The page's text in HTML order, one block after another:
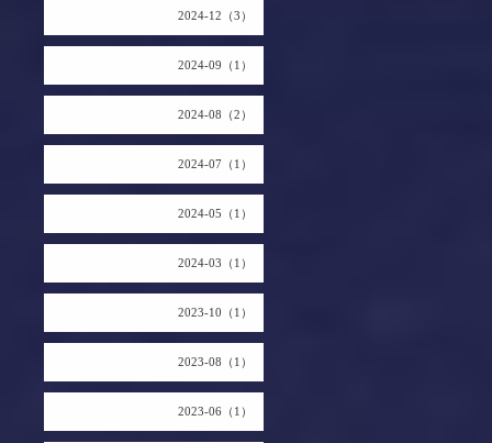
2024-12（3）
2024-09（1）
2024-08（2）
2024-07（1）
2024-05（1）
2024-03（1）
2023-10（1）
2023-08（1）
2023-06（1）